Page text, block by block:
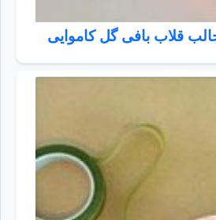
قلاب بافی گل کاموایی